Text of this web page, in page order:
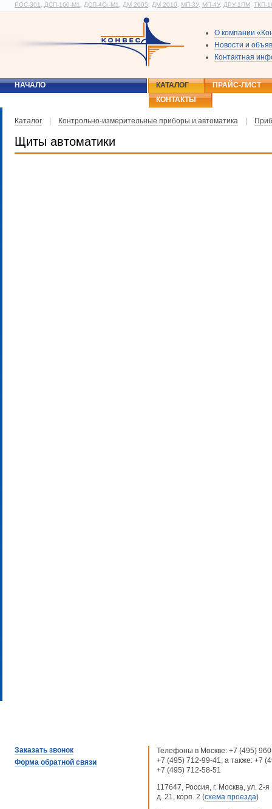
РОС-301 ДСП-160-М1 ДСП-4Сг-М1 ДМ 2005 ДМ 2010 МП-3У, МП-4У, ДРУ-1ПМ ТКП-
О компании
Новости и
Контактная
НАЧАЛО КАТАЛОГ
ПРАЙС-ЛИСТ
КОНТАКТЫ
Каталог Контрольно-измерительные приборы и автоматика
Щиты автоматики
Заказать звонок
Форма обратной связи
Телефоны в Москве: +7 (495)
+7 (495) 712-99-41, а также: +7
+7 (495) 712-58-51
117647, Россия, г. Москва, ул. 2-
д. 21, корп. 2 (схема проезда)